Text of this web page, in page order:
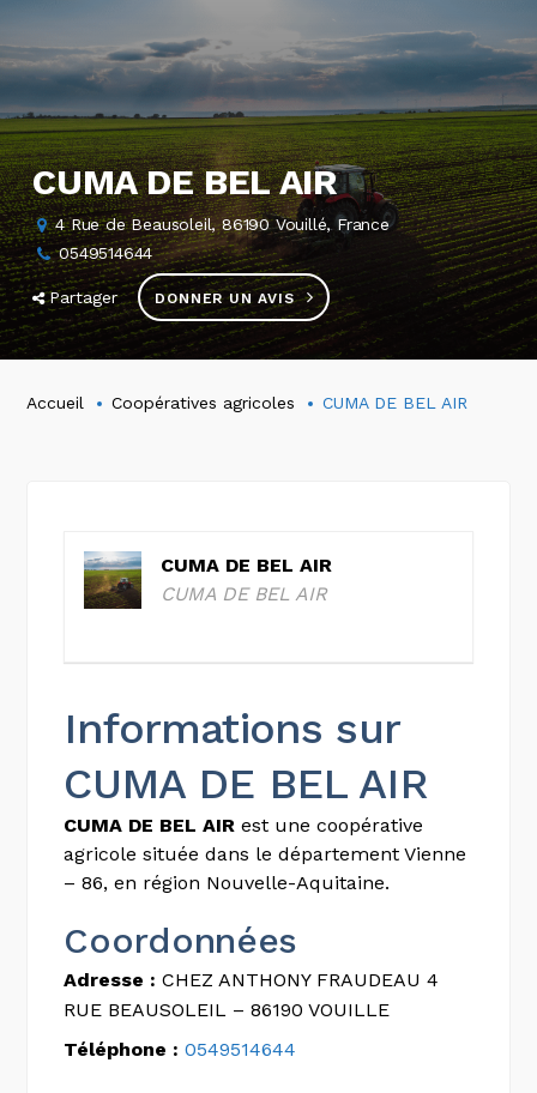
CUMA DE BEL AIR
4 Rue de Beausoleil, 86190 Vouillé, France
0549514644
Partager DONNER UN AVIS
Accueil Coopératives agricoles CUMA DE BEL AIR
CUMA DE BEL AIR
CUMA DE BEL AIR
Informations sur
CUMA DE BEL AIR
CUMA DE BEL AIR est une coopérative
agricole située dans le département Vienne
– 86, en région Nouvelle-Aquitaine.
Coordonnées
Adresse : CHEZ ANTHONY FRAUDEAU 4
RUE BEAUSOLEIL – 86190 VOUILLE
Téléphone : 0549514644